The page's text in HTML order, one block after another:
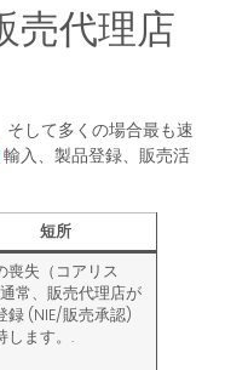
売代理店
して多くの場合最も速
輸入、製品登録、販売活
短所
喪失（コアリス
通常、販売代理店が
録 (NIE/販売承認)
します。.